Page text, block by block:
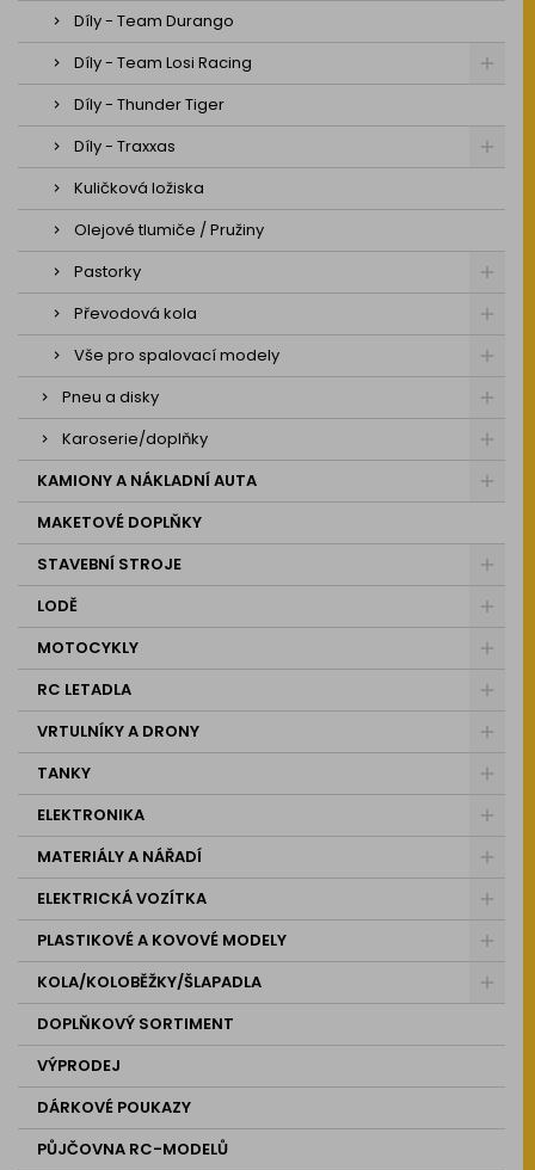
Díly - Team Durango
Díly - Team Losi Racing
Díly - Thunder Tiger
Díly - Traxxas
Kuličková ložiska
Olejové tlumiče / Pružiny
Pastorky
Převodová kola
Vše pro spalovací modely
Pneu a disky
Karoserie/doplňky
KAMIONY A NÁKLADNÍ AUTA
MAKETOVÉ DOPLŇKY
STAVEBNÍ STROJE
LODĚ
MOTOCYKLY
RC LETADLA
VRTULNÍKY A DRONY
TANKY
ELEKTRONIKA
MATERIÁLY A NÁŘADÍ
ELEKTRICKÁ VOZÍTKA
PLASTIKOVÉ A KOVOVÉ MODELY
KOLA/KOLOBĚŽKY/ŠLAPADLA
DOPLŇKOVÝ SORTIMENT
VÝPRODEJ
DÁRKOVÉ POUKAZY
PŮJČOVNA RC-MODELŮ